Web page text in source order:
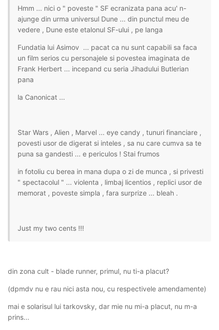
Hmm ... nici o " poveste " SF ecranizata pana acu' n-
ajunge din urma universul Dune ... din punctul meu de
vedere , Dune este etalonul SF-ului , pe langa
Fundatia lui Asimov ... pacat ca nu sunt capabili sa faca
un film serios cu personajele si povestea imaginata de
Frank Herbert ... incepand cu seria Jihadului Butlerian
pana
la Canonicat ...
Star Wars , Alien , Marvel ... eye candy , tunuri financiare ,
povesti usor de digerat si inteles , sa nu care cumva sa te
puna sa gandesti ... e periculos ! Stai frumos
in fotoliu cu berea in mana dupa o zi de munca , si privesti
" spectacolul " ... violenta , limbaj licentios , replici usor de
memorat , poveste simpla , fara surprize ... bleah .
Just my two cents !!!
din zona cult - blade runner, primul, nu ti-a placut?
(dpmdv nu e rau nici asta nou, cu respectivele amendamente)
mai e solarisul lui tarkovsky, dar mie nu mi-a placut, nu m-a
prins...